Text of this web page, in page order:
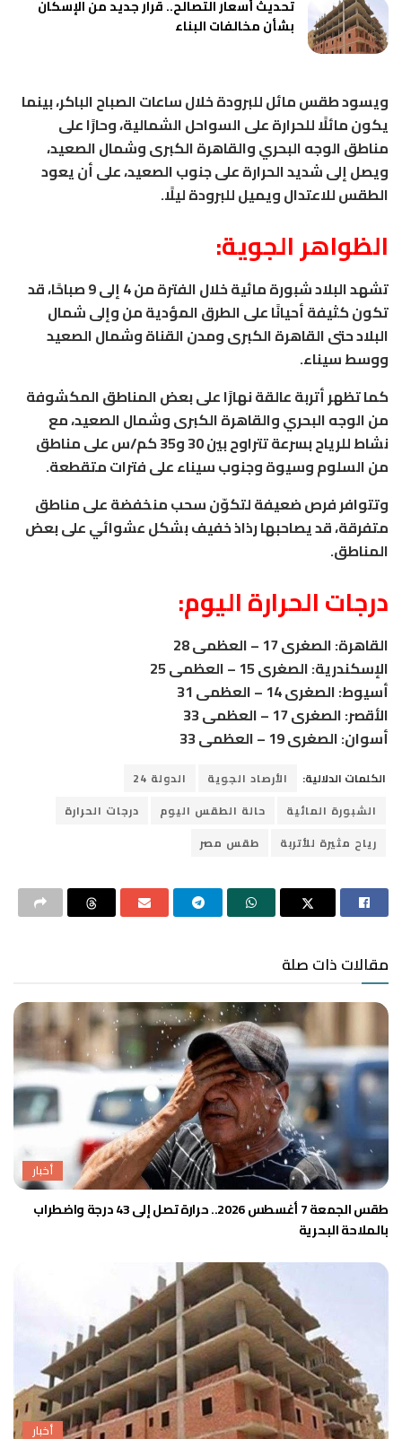
تحديث أسعار التصالح.. قرار جديد من الإسكان
بشأن مخالفات البناء
ويسود طقس مائل للبرودة خلال ساعات الصباح الباكر، بينما
يكون مائلًا للحرارة على السواحل الشمالية، وحارًا على
مناطق الوجه البحري والقاهرة الكبرى وشمال الصعيد،
ويصل إلى شديد الحرارة على جنوب الصعيد، على أن يعود
الطقس للاعتدال ويميل للبرودة ليلًا.
الظواهر الجوية:
تشهد البلاد شبورة مائية خلال الفترة من 4 إلى 9 صباحًا، قد
تكون كثيفة أحيانًا على الطرق المؤدية من وإلى شمال
البلاد حتى القاهرة الكبرى ومدن القناة وشمال الصعيد
ووسط سيناء.
كما تظهر أتربة عالقة نهارًا على بعض المناطق المكشوفة
من الوجه البحري والقاهرة الكبرى وشمال الصعيد، مع
نشاط للرياح بسرعة تتراوح بين 30 و35 كم/س على مناطق
من السلوم وسيوة وجنوب سيناء على فترات متقطعة.
وتتوافر فرص ضعيفة لتكوّن سحب منخفضة على مناطق
متفرقة، قد يصاحبها رذاذ خفيف بشكل عشوائي على بعض
المناطق.
درجات الحرارة اليوم:
القاهرة: الصغرى 17 – العظمى 28
الإسكندرية: الصغرى 15 – العظمى 25
أسيوط: الصغرى 14 – العظمى 31
الأقصر: الصغرى 17 – العظمى 33
أسوان: الصغرى 19 – العظمى 33
الكلمات الدلالية: الأرصاد الجوية
الدولة 24
الشبورة المائية
حالة الطقس اليوم
درجات الحرارة
رياح مثيرة للأتربة
طقس مصر
مقالات ذات صلة
أخبار
طقس الجمعة 7 أغسطس 2026.. حرارة تصل إلى 43 درجة واضطراب
بالملاحة البحرية
أخبار